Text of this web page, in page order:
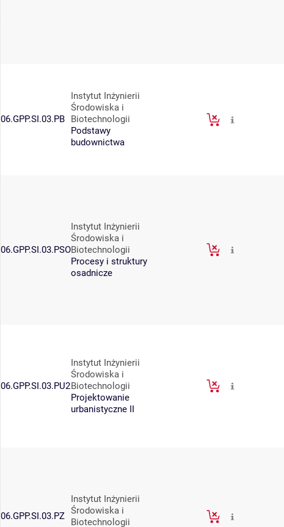
06.GPP.SI.03.PB
Instytut Inżynierii
Środowiska i
Biotechnologii
Podstawy
budownictwa
06.GPP.SI.03.PSO
Instytut Inżynierii
Środowiska i
Biotechnologii
Procesy i struktury
osadnicze
06.GPP.SI.03.PU2
Instytut Inżynierii
Środowiska i
Biotechnologii
Projektowanie
urbanistyczne II
06.GPP.SI.03.PZ
Instytut Inżynierii
Środowiska i
Biotechnologii